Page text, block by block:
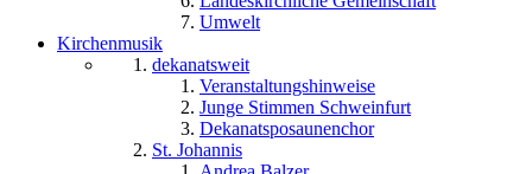
Umwelt
Kirchenmusik
dekanatsweit
Veranstaltungshinweise
Junge Stimmen Schweinfurt
Dekanatsposaunenchor
St. Johannis